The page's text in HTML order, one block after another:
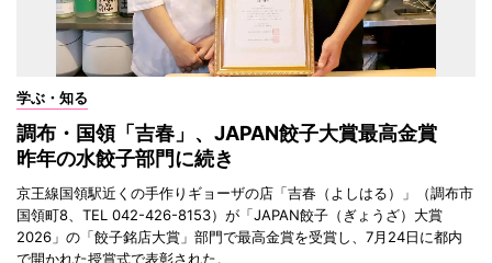
学ぶ・知る
調布・国領「吉春」、JAPAN餃子大賞最高金賞
昨年の水餃子部門に続き
京王線国領駅近くの手作りギョーザの店「吉春（よしはる）」（調布市
国領町8、TEL 042-426-8153）が「JAPAN餃子（ぎょうざ）大賞
2026」の「餃子銘店大賞」部門で最高金賞を受賞し、7月24日に都内
で開かれた授賞式で表彰された。